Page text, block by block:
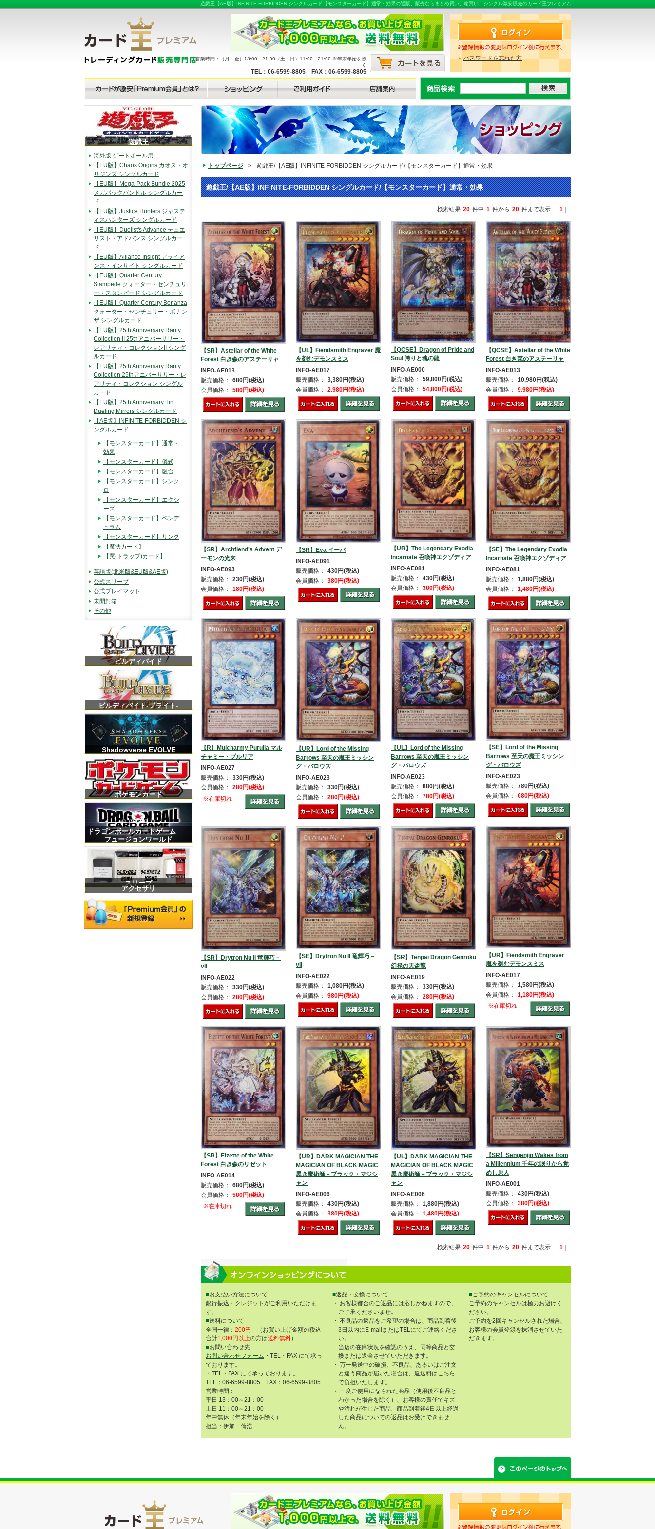
遊戯王【AE版】INFINITE-FORBIDDEN シングルカード【モンスターカード】通常・効果の通販、販売ならまとめ買い、箱買い、シングル激安販売のカード王プレミアム
営業時間：（月～金）13:00～21:00（土・日）11:00～21:00 ※年末年始を除
く
TEL：06-6599-8805 FAX：06-6599-8805
パスワードを忘れた方
トップページ > 遊戯王/【AE版】INFINITE-FORBIDDEN シングルカード/【モンスターカード】通常・効果
遊戯王/【AE版】INFINITE-FORBIDDEN シングルカード/【モンスターカード】通常・効果
検索結果 20 件中 1 件から 20 件まで表示 1
【SR】Astellar of the White
Forest 白き森のアステーリャ
INFO-AE013
販売価格：
680円(税込)
会員価格：
580円(税込)
【UL】Fiendsmith Engraver 魔
を刻むデモンスミス
INFO-AE017
販売価格：
3,380円(税込)
会員価格：
2,980円(税込)
【QCSE】Dragon of Pride and
Soul 誇りと魂の龍
INFO-AE000
販売価格：
59,800円(税込)
会員価格：
54,800円(税込)
【QCSE】Astellar of the White
Forest 白き森のアステーリャ
INFO-AE013
販売価格：
10,980円(税込)
会員価格：
9,980円(税込)
【SR】Archfiend's Advent デ
ーモンの光来
INFO-AE093
販売価格：
230円(税込)
会員価格：
180円(税込)
【SR】Eva イーバ
INFO-AE091
販売価格：
430円(税込)
会員価格：
380円(税込)
【UR】The Legendary Exodia
Incarnate 召喚神エクゾディア
INFO-AE081
販売価格：
430円(税込)
会員価格：
380円(税込)
【SE】The Legendary Exodia
Incarnate 召喚神エクゾディア
INFO-AE081
販売価格：
1,880円(税込)
会員価格：
1,480円(税込)
【R】Mulcharmy Purulia マル
チャミー・プルリア
INFO-AE027
販売価格：
330円(税込)
会員価格：
280円(税込)
※在庫切れ
【UR】Lord of the Missing
Barrows 至天の魔王ミッシン
グ・バロウズ
INFO-AE023
販売価格：
330円(税込)
会員価格：
280円(税込)
【UL】Lord of the Missing
Barrows 至天の魔王ミッシン
グ・バロウズ
INFO-AE023
販売価格：
880円(税込)
会員価格：
780円(税込)
【SE】Lord of the Missing
Barrows 至天の魔王ミッシン
グ・バロウズ
INFO-AE023
販売価格：
780円(税込)
会員価格：
680円(税込)
【SR】Drytron Nu II 竜輝巧－
νII
INFO-AE022
販売価格：
330円(税込)
会員価格：
280円(税込)
【SE】Drytron Nu II 竜輝巧－
νII
INFO-AE022
販売価格：
1,080円(税込)
会員価格：
980円(税込)
【SR】Tenpai Dragon Genroku
幻禄の天盃龍
INFO-AE019
販売価格：
330円(税込)
会員価格：
280円(税込)
【UR】Fiendsmith Engraver
魔を刻むデモンスミス
INFO-AE017
販売価格：
1,580円(税込)
会員価格：
1,180円(税込)
※在庫切れ
【SR】Elzette of the White
Forest 白き森のリゼット
INFO-AE014
販売価格：
680円(税込)
会員価格：
580円(税込)
※在庫切れ
【UR】DARK MAGICIAN THE
MAGICIAN OF BLACK MAGIC
黒き魔術師－ブラック・マジシ
ャン
INFO-AE006
販売価格：
430円(税込)
会員価格：
380円(税込)
【UL】DARK MAGICIAN THE
MAGICIAN OF BLACK MAGIC
黒き魔術師－ブラック・マジシ
ャン
INFO-AE006
販売価格：
1,880円(税込)
会員価格：
1,480円(税込)
【SR】Sengenjin Wakes from
a Millennium 千年の眠りから覚
めし原人
INFO-AE001
販売価格：
430円(税込)
会員価格：
380円(税込)
検索結果 20 件中 1 件から 20 件まで表示 1
■お支払い方法について
銀行振込・クレジットがご利用いただけま
す。
■送料について
全国一律： 200円
（お買い上げ金額の税込
合計1,000円以上の方は送料無料）
■お問い合わせ先
お問い合わせフォーム ・TEL・FAX にて承っ
ております。
・TEL・FAX にて承っております。
TEL：06-6599-8805 FAX：06-6599-8805
営業時間：
平日 13：00～21：00
土日 11：00～21：00
年中無休（年末年始を除く）
担当：伊加 倫浩
■返品・交換について
・ お客様都合のご返品には応じかねますので、
ご了承くださいませ。
・ 不良品の返品をご希望の場合は、商品到着後
3日以内にE-mailまたはTELにてご連絡くださ
い。
当店の在庫状況を確認のうえ、同等商品と交
換または返金させていただきます。
・ 万一発送中の破損、不良品、あるいはご注文
と違う商品が届いた場合は、返送料はこちら
で負担いたします。
・ 一度ご使用になられた商品（使用後不良品と
わかった場合を除く）、お客様の責任でキズ
や汚れが生じた商品、商品到着後4日以上経過
した商品についての返品はお受けできませ
ん。
■ご予約のキャンセルについて
ご予約のキャンセルは極力お避けく
ださい。
ご予約を2回キャンセルされた場合、
お客様の会員登録を抹消させていた
だきます。
遊戯王
海外版 ゲートボール用
【EU版】Chaos Origins カオス・オ
リジンズ シングルカード
【EU版】Mega-Pack Bundle 2025
メガパックバンドル シングルカー
ド
【EU版】Justice Hunters ジャステ
ィスハンターズ シングルカード
【EU版】Duelist's Advance デュエ
リスト・アドバンス シングルカー
ド
【EU版】Alliance Insight アライア
ンス・インサイト シングルカード
【EU版】Quarter Century
Stampede クォーター・センチュリ
ー・スタンピード シングルカード
【EU版】Quarter Century Bonanza
クォーター・センチュリー・ボナン
ザ シングルカード
【EU版】25th Anniversary Rarity
Collection II 25thアニバーサリー・
レアリティ・コレクションII シング
ルカード
【EU版】25th Anniversary Rarity
Collection 25thアニバーサリー・レ
アリティ・コレクション シングル
カード
【EU版】25th Anniversary Tin:
Dueling Mirrors シングルカード
【AE版】INFINITE-FORBIDDEN シ
ングルカード
【モンスターカード】通常・
効果
【モンスターカード】儀式
【モンスターカード】融合
【モンスターカード】シンク
ロ
【モンスターカード】エクシ
ーズ
【モンスターカード】ペンデ
ュラム
【モンスターカード】リンク
【魔法カード】
【罠(トラップ)カード】
英語版(北米版&EU版&AE版)
公式スリーブ
公式プレイマット
未開封箱
その他
ビルディバイド
ビルディバイト-ブライト-
Shadowverse EVOLVE
ポケモンカード
ドラゴンボールカードゲーム
フュージョンワールド
スリーブ
アクセサリ